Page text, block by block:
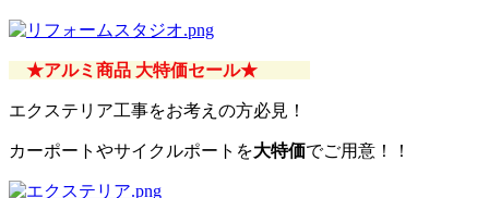
★アルミ商品 大特価セール★
エクステリア工事をお考えの方必見！
カーポートやサイクルポートを大特価でご用意！！